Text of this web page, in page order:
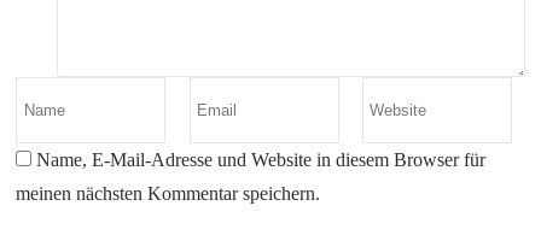
Name, E-Mail-Adresse und Website in diesem Browser für
meinen nächsten Kommentar speichern.